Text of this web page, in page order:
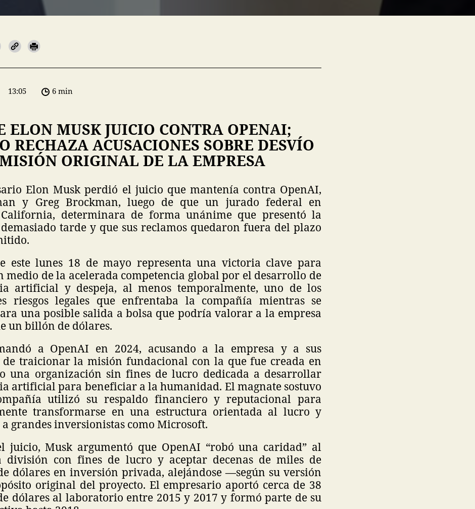
13:05 6 min
ELON MUSK JUICIO CONTRA OPENAI;
RECHAZA ACUSACIONES SOBRE DESVÍO
ORIGINAL DE LA EMPRESA
Elon Musk perdió el juicio que mantenía contra OpenAI,
y Greg Brockman, luego de que un jurado federal en
determinara de forma unánime que presentó la
tarde y que sus reclamos quedaron fuera del plazo
este lunes 18 de mayo representa una victoria clave para
medio de la acelerada competencia global por el desarrollo de
artificial y despeja, al menos temporalmente, uno de los
riesgos legales que enfrentaba la compañía mientras se
una posible salida a bolsa que podría valorar a la empresa
un billón de dólares.
a OpenAI en 2024, acusando a la empresa y a sus
de traicionar la misión fundacional con la que fue creada en
una organización sin fines de lucro dedicada a desarrollar
artificial para beneficiar a la humanidad. El magnate sostuvo
utilizó su respaldo financiero y reputacional para
transformarse en una estructura orientada al lucro y
grandes inversionistas como Microsoft.
juicio, Musk argumentó que OpenAI “robó una caridad” al
división con fines de lucro y aceptar decenas de miles de
dólares en inversión privada, alejándose —según su versión
original del proyecto. El empresario aportó cerca de 38
dólares al laboratorio entre 2015 y 2017 y formó parte de su